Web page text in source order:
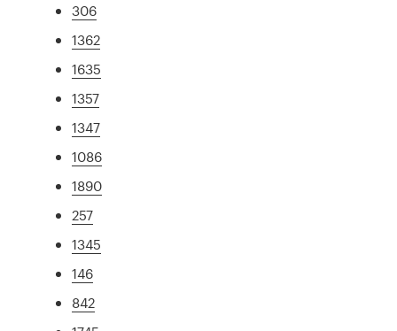
306
1362
1635
1357
1347
1086
1890
257
1345
146
842